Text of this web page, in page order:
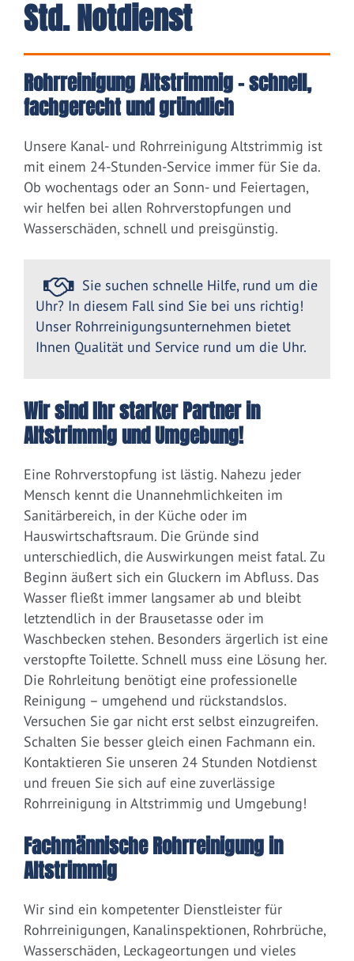
Std. Notdienst
Rohrreinigung Altstrimmig – schnell,
fachgerecht und gründlich
Unsere Kanal- und Rohrreinigung Altstrimmig ist
mit einem 24-Stunden-Service immer für Sie da.
Ob wochentags oder an Sonn- und Feiertagen,
wir helfen bei allen Rohrverstopfungen und
Wasserschäden, schnell und preisgünstig.
Sie suchen schnelle Hilfe, rund um die
Uhr? In diesem Fall sind Sie bei uns richtig!
Unser Rohrreinigungsunternehmen bietet
Ihnen Qualität und Service rund um die Uhr.
Wir sind Ihr starker Partner in
Altstrimmig und Umgebung!
Eine Rohrverstopfung ist lästig. Nahezu jeder
Mensch kennt die Unannehmlichkeiten im
Sanitärbereich, in der Küche oder im
Hauswirtschaftsraum. Die Gründe sind
unterschiedlich, die Auswirkungen meist fatal. Zu
Beginn äußert sich ein Gluckern im Abfluss. Das
Wasser fließt immer langsamer ab und bleibt
letztendlich in der Brausetasse oder im
Waschbecken stehen. Besonders ärgerlich ist eine
verstopfte Toilette. Schnell muss eine Lösung her.
Die Rohrleitung benötigt eine professionelle
Reinigung – umgehend und rückstandslos.
Versuchen Sie gar nicht erst selbst einzugreifen.
Schalten Sie besser gleich einen Fachmann ein.
Kontaktieren Sie unseren 24 Stunden Notdienst
und freuen Sie sich auf eine zuverlässige
Rohrreinigung in Altstrimmig und Umgebung!
Fachmännische Rohrreinigung in
Altstrimmig
Wir sind ein kompetenter Dienstleister für
Rohrreinigungen, Kanalinspektionen, Rohrbrüche,
Wasserschäden, Leckageortungen und vieles